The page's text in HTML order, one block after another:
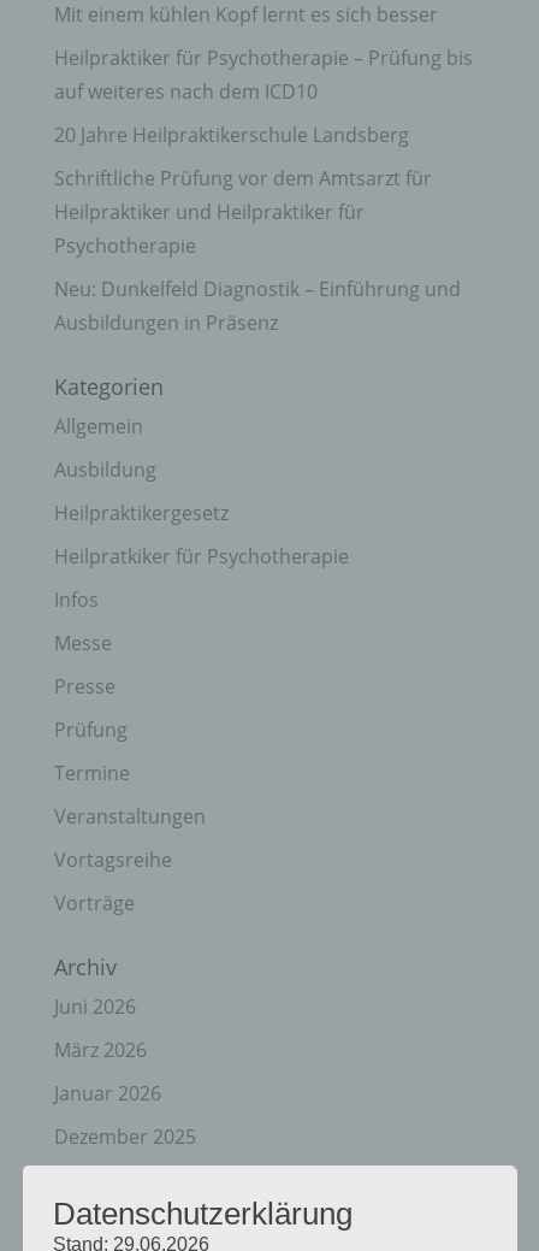
Mit einem kühlen Kopf lernt es sich besser
Heilpraktiker für Psychotherapie – Prüfung bis
auf weiteres nach dem ICD10
20 Jahre Heilpraktikerschule Landsberg
Schriftliche Prüfung vor dem Amtsarzt für
Heilpraktiker und Heilpraktiker für
Psychotherapie
Neu: Dunkelfeld Diagnostik – Einführung und
Ausbildungen in Präsenz
Kategorien
Allgemein
Ausbildung
Heilpraktikergesetz
Heilpratkiker für Psychotherapie
Infos
Messe
Presse
Prüfung
Termine
Veranstaltungen
Vortagsreihe
Vorträge
Archiv
Juni 2026
März 2026
Januar 2026
Dezember 2025
März 2025
Datenschutzerklärung
Stand: 29.06.2026